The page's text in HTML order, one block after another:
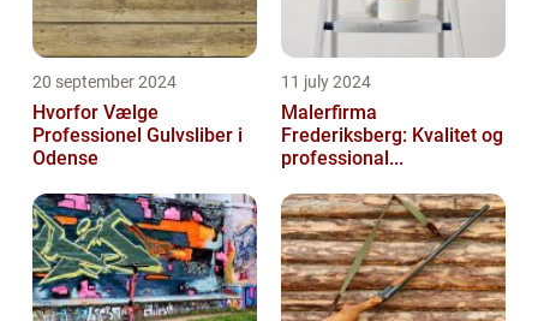
20 september 2024
Hvorfor Vælge
Professionel Gulvsliber i
Odense
11 july 2024
Malerfirma
Frederiksberg: Kvalitet og
professional...